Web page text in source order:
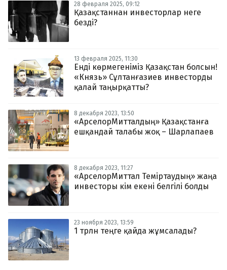
28 февраля 2025, 09:12
Қазақстаннан инвесторлар неге
безді?
13 февраля 2025, 11:30
Енді көрмегеніміз Қазақстан болсын!
«Князь» Сұлтанғазиев инвесторды
қалай таңырқатты?
8 декабря 2023, 13:50
«АрселорМитталдың» Қазақстанға
ешқандай талабы жоқ – Шарлапаев
8 декабря 2023, 11:27
«АрселорМиттал Теміртаудың» жаңа
инвесторы кім екені белгілі болды
23 ноября 2023, 13:59
1 трлн теңге қайда жұмсалады?